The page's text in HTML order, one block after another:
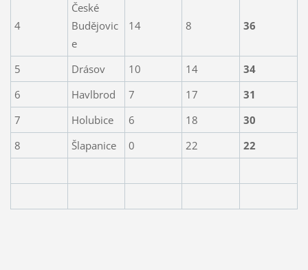
4
České
Budějovic
e
14 8 36
5 Drásov 10 14
34
6
Havlbrod 7 17
31
7
Holubice 6 18
30
8
Šlapanice 0 22 22